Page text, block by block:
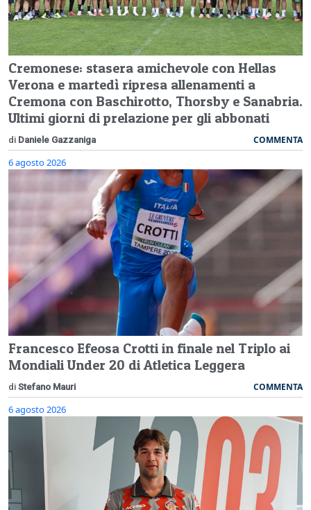
Cremonese: stasera amichevole con Hellas
Verona e martedì ripresa allenamenti a
Cremona con Baschirotto, Thorsby e Sanabria.
Ultimi giorni di prelazione per gli abbonati
di Daniele Gazzaniga COMMENTA
6 agosto 2026
Francesco Efeosa Crotti in finale nel Triplo ai
Mondiali Under 20 di Atletica Leggera
di Stefano Mauri COMMENTA
6 agosto 2026